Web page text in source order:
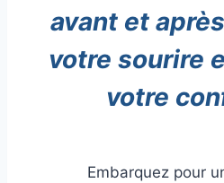
avant et
votre sourire
votre
Embarquez pour